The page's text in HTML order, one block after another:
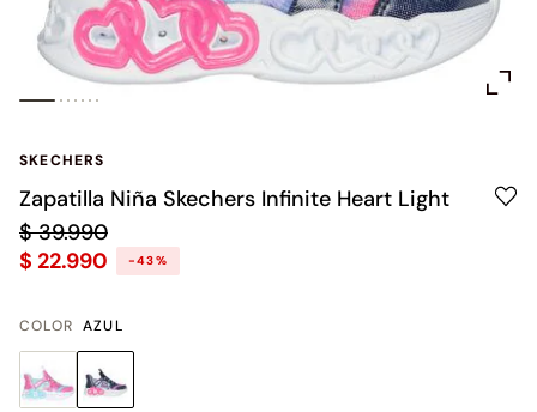
SKECHERS
Zapatilla Niña Skechers Infinite Heart Light
$ 39.990
$ 22.990
-43%
COLOR AZUL